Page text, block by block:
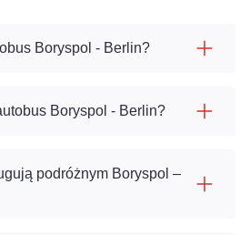
Boryspol - Berlin?
Boryspol - Berlin?
podróżnym Boryspol –